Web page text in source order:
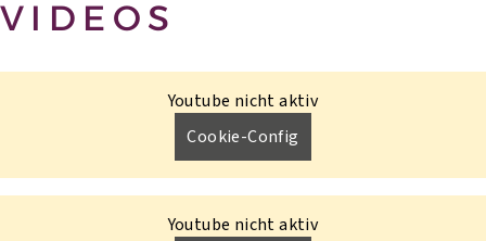
VIDEOS
Youtube nicht aktiv
Cookie-Config
Youtube nicht aktiv